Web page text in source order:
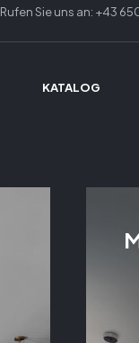
Rufen Sie uns an: +43
KATALOG